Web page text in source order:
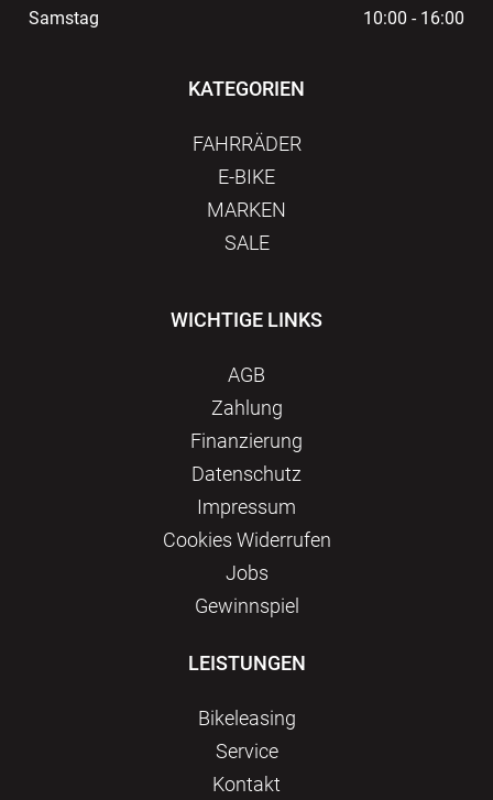
Samstag 10:00 - 16:00
KATEGORIEN
FAHRRÄDER
E-BIKE
MARKEN
SALE
WICHTIGE LINKS
AGB
Zahlung
Finanzierung
Datenschutz
Impressum
Сookies Widerrufen
Jobs
Gewinnspiel
LEISTUNGEN
Bikeleasing
Service
Kontakt